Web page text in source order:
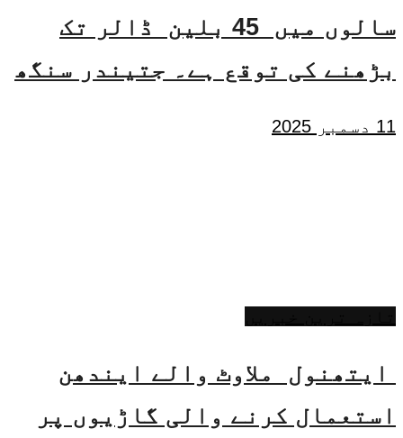
سالوں میں 45 بلین ڈالر تک
بڑھنے کی توقع ہے۔ جتیندر سنگھ
11 دسمبر 2025
ایتھنول ملاوٹ والے ایندھن
استعمال کرنے والی گاڑیوں پر